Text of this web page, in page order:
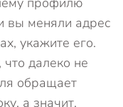
вы меняли адрес
укажите его.
далеко не
обращает
а значит,